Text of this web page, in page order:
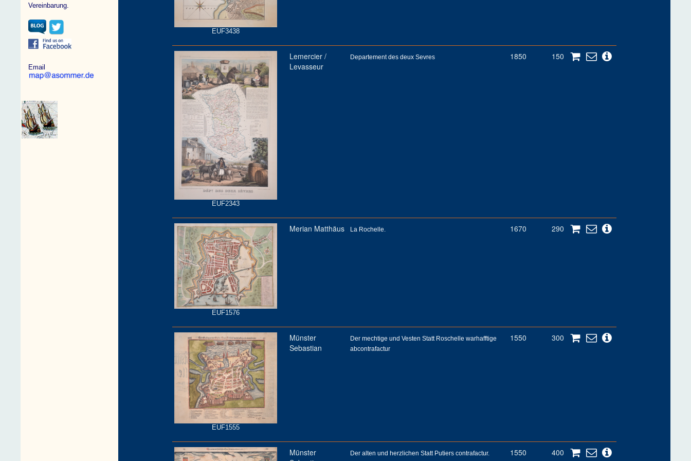
Vereinbarung.
Email
EUF3438
EUF2343
Lemercier /
Levasseur
Departement des deux Sevres 1850 150
EUF1576
Merian Matthäus La Rochelle. 1670 290
EUF1555
Münster
Sebastian
Der mechtige und Vesten Statt Roschelle warhafftige
abcontrafactur
1550 300
Münster
Der alten und herzlichen Statt Putiers contrafactur. 1550 400